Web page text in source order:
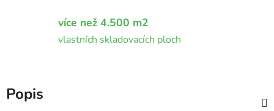
více než 4.500 m2
vlastních skladovacích ploch
Popis